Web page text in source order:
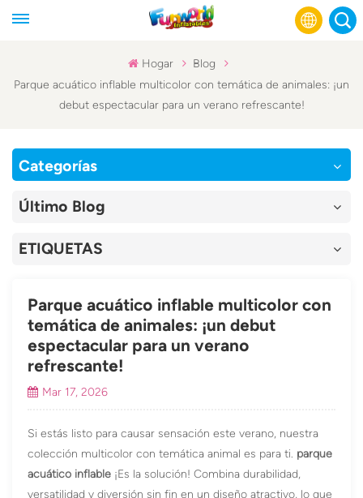
English
Hogar
Blog
Parque acuático inflable multicolor con temática de animales: ¡un
debut espectacular para un verano refrescante!
Categorías
Último Blog
ETIQUETAS
Parque acuático inflable multicolor con
temática de animales: ¡un debut
espectacular para un verano
refrescante!
Mar 17, 2026
Si estás listo para causar sensación este verano, nuestra
colección multicolor con temática animal es para ti. parque
acuático inflable ¡Es la solución! Combina durabilidad,
versatilidad y diversión sin fin en un diseño atractivo, lo que